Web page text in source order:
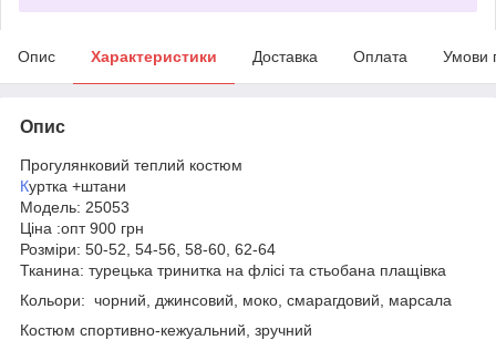
Опис Характеристики Доставка Оплата Умови
Опис
Прогулянковий теплий костюм
Куртка +штани
Модель: 25053
Ціна :опт 900 грн
Розміри: 50-52, 54-56, 58-60, 62-64
Тканина: турецька тринитка на флісі та стьобана плащівка
Кольори: чорний, джинсовий, моко, смарагдовий, марсала
Костюм спортивно-кежуальний, зручний